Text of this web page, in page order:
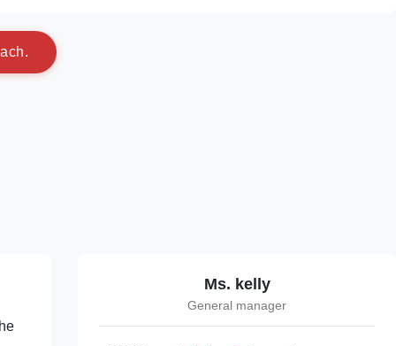
ach.
Ms. kelly
General manager